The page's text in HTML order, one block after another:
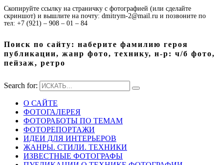
Скопируйте ссылку на страничку с фотографией (или сделайте
скриншот) и вышлите на почту: dmitrym-2@mail.ru и позвоните по
тел: +7 (921) – 908 – 01 – 84
Поиск по сайту: наберите фамилию героя
публикации, жанр фото, технику, н-р: ч/б фото,
пейзаж, ретро
Search for:
О САЙТЕ
ФОТОГАЛЕРЕЯ
ФОТОРАБОТЫ ПО ТЕМАМ
ФОТОРЕПОРТАЖИ
ИДЕИ ДЛЯ ИНТЕРЬЕРОВ
ЖАНРЫ. СТИЛИ. ТЕХНИКИ
ИЗВЕСТНЫЕ ФОТОГРАФЫ